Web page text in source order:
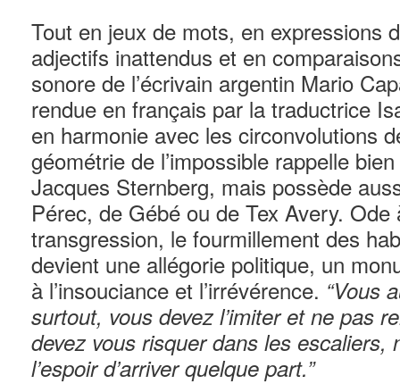
Tout en jeux de mots, en expressions
adjectifs inattendus et en
sonore de l’écrivain argentin Mario
rendue en français par la traductrice
en harmonie avec les circonvolutions
géométrie de l’impossible rappelle
Jacques Sternberg, mais possède
Pérec, de Gébé ou de Tex Avery.
transgression, le fourmillement des
devient une allégorie politique, un
à l’insouciance et l’irrévérence. “Vous
surtout, vous devez l’imiter et ne pas
devez vous risquer dans les escaliers,
l’espoir d’arriver quelque part.”